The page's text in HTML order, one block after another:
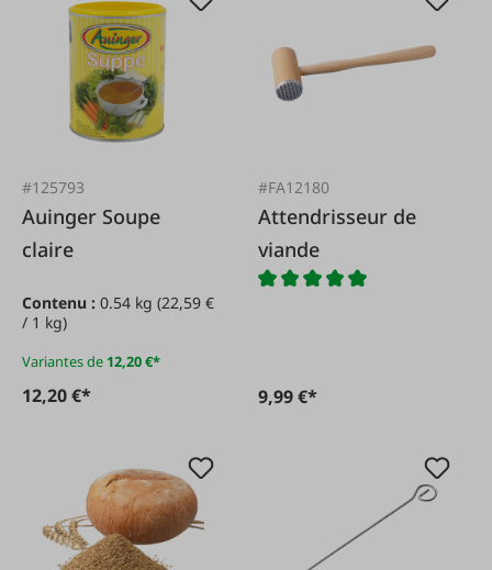
#125793
Auinger Soupe
claire
Contenu : 0.54 kg (22,59 €
/ 1 kg)
Variantes de 12,20 €*
12,20 €*
#FA12180
Attendrisseur de
viande
9,99 €*